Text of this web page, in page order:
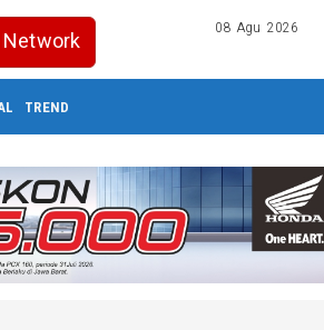
Network 08 Agu 2026
TREND